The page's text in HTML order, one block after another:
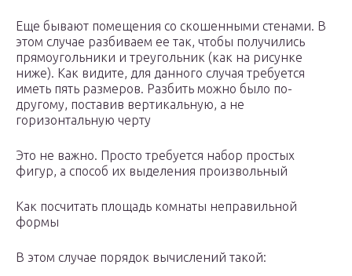
Еще бывают помещения со скошенными стенами. В
этом случае разбиваем ее так, чтобы получились
прямоугольники и треугольник (как на рисунке
ниже). Как видите, для данного случая требуется
иметь пять размеров. Разбить можно было по-
другому, поставив вертикальную, а не
горизонтальную черту
Это не важно. Просто требуется набор простых
фигур, а способ их выделения произвольный
Как посчитать площадь комнаты неправильной
формы
В этом случае порядок вычислений такой: